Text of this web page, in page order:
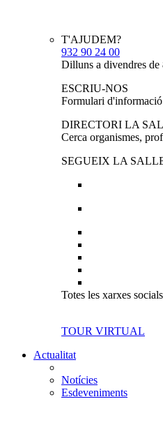
T'AJUDEM?
932 90 24 00
Dilluns a divendres de
ESCRIU-NOS
Formulari d'informació
DIRECTORI LA
Cerca organismes,
SEGUEIX LA
Totes les xarxes
TOUR VIRTUAL
Actualitat
Notícies
Esdeveniments